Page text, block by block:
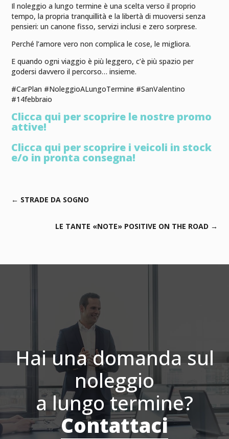
Il noleggio a lungo termine è una scelta verso il proprio
tempo, la propria tranquillità e la libertà di muoversi senza
pensieri: un canone fisso, servizi inclusi e zero sorprese.
Perché l’amore vero non complica le cose, le migliora.
E quando ogni viaggio è più leggero, c’è più spazio per
godersi davvero il percorso… insieme.
#CarPlan #NoleggioALungoTermine #SanValentino
#14febbraio
Clicca qui per scoprire le nostre promo
attive!
Clicca qui per scoprire i veicoli in stock
e/o in pronta consegna!
← STRADE DA SOGNO
LE TANTE «NOTE» POSITIVE ON THE ROAD →
Hai una domanda sul
noleggio
a lungo termine?
Contattaci